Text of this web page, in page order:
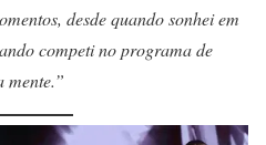
desde quando sonhei em
competi no programa de
mente.”